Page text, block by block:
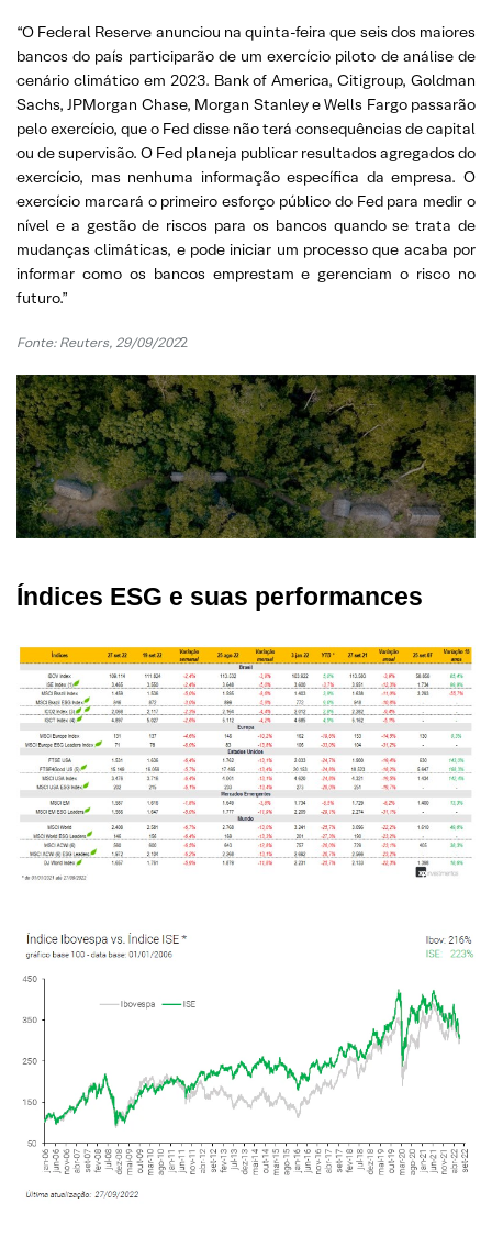
“O Federal Reserve anunciou na quinta-feira que seis dos maiores
bancos do país participarão de um exercício piloto de análise de
cenário climático em 2023. Bank of America, Citigroup, Goldman
Sachs, JPMorgan Chase, Morgan Stanley e Wells Fargo passarão
pelo exercício, que o Fed disse não terá consequências de capital
ou de supervisão. O Fed planeja publicar resultados agregados do
exercício, mas nenhuma informação específica da empresa. O
exercício marcará o primeiro esforço público do Fed para medir o
nível e a gestão de riscos para os bancos quando se trata de
mudanças climáticas, e pode iniciar um processo que acaba por
informar como os bancos emprestam e gerenciam o risco no
futuro.”
Fonte: Reuters, 29/09/2022
Índices ESG e suas performances